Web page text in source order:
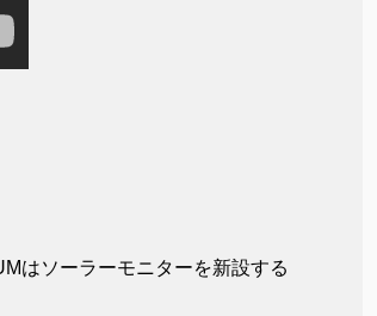
はソーラーモニターを新設する